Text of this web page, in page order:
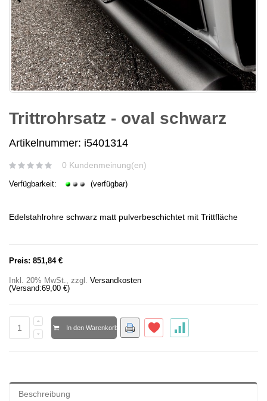
Trittrohrsatz - oval schwarz
Artikelnummer: i5401314
0 Kundenmeinung(en)
Verfügbarkeit: (verfügbar)
Edelstahlrohre schwarz matt pulverbeschichtet mit Trittfläche
Preis: 851,84 €
Inkl. 20% MwSt., zzgl. Versandkosten
(Versand:69,00 €)
In den Warenkorb
Beschreibung